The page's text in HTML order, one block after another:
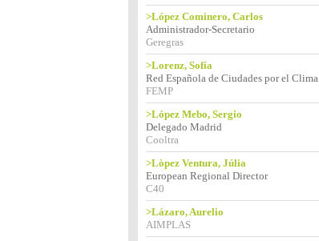
>López Cominero, Carlos
Administrador-Secretario
Geregras
>Lorenz, Sofía
Red Española de Ciudades por el Clima
FEMP
>López Mebo, Sergio
Delegado Madrid
Cooltra
>Lòpez Ventura, Júlia
European Regional Director
C40
>Lázaro, Aurelio
AIMPLAS